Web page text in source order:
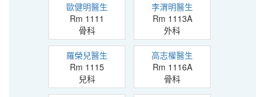
歐健明醫生
Rm 1111
骨科
李渭明醫生
Rm 1113A
外科
羅榮兒醫生
Rm 1115
兒科
高志權醫生
Rm 1116A
骨科